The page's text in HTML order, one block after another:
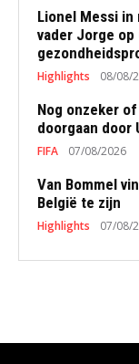
Lionel Messi
vader Jorge
Highlights 08/08/
Nog onzeker
doorgaan door
FIFA 07/08/2026
Van Bommel
België te zijn
Highlights 07/08/